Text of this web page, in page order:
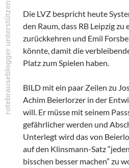
Die LVZ bespricht heute
den Raum, dass RB Leipzig
zurückkehren und Emil
könnte, damit die
Platz zum Spielen haben.
BILD mit ein paar Zeilen zu
Achim Beierlorzer in der
will. Er müsse mit seinem
gefährlicher werden und
Unterlegt wird das von
auf den Klinsmann-Satz
bisschen besser machen” zu
rotebrauseblogger unterstützen